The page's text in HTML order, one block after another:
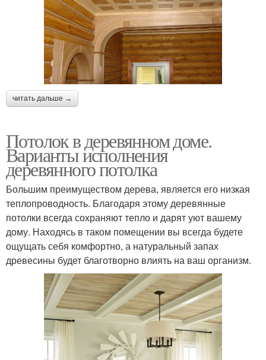
читать дальше →
Потолок в деревянном доме.
Варианты исполнения
деревянного потолка
Большим преимуществом дерева, является его низкая
теплопроводность. Благодаря этому деревянные
потолки всегда сохраняют тепло и дарят уют вашему
дому. Находясь в таком помещении вы всегда будете
ощущать себя комфортно, а натуральный запах
древесины будет благотворно влиять на ваш организм.